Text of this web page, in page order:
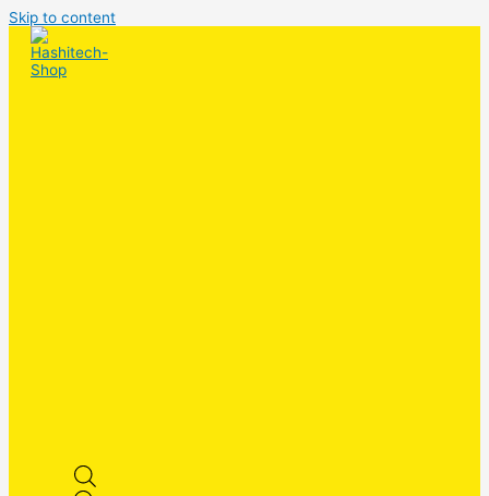
Skip to content